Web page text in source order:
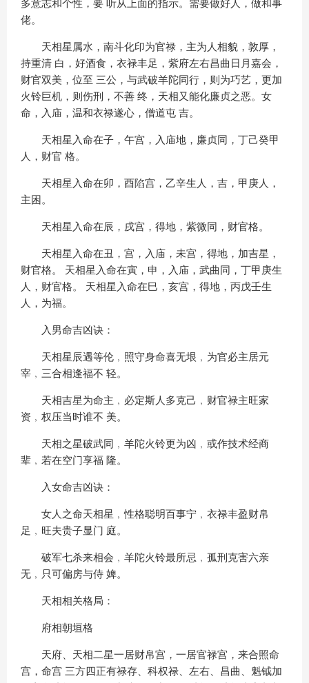
多意志和个性，要 听从上面的指示。需要做好人，做和事
佬。
天相星属水，南斗化印为官禄，主为人相貌，敦厚，
持重清 白，好酒食，衣禄丰足，紫府左右昌曲日月嘉会，
财官双美，位至 三公，与武破羊陀同行，则为巧艺，更加
火铃巨机，则伤刑，不善 终，天相又能化廉贞之恶。女
命，入庙，温和衣禄遂心，僧道屯 吉。
天相星入命在子，午宫，入庙地，廉贞同，丁己癸甲
人，财官 格。
天相星入命在卯，酉陷宫，乙辛生人，吉，甲庚人，
主困。
天相星入命在辰，戌宫，得地，紫微同，财官格。
天相星入命在丑，宫，入庙，未宫，得地，加吉星，
财官格。 天相星入命在寅，申，入庙，武曲同，丁甲庚生
人，财官格。 天相星入命在巳，亥宫，得地，丙戊壬生
人，为福。
入男命吉凶诀：
天相星辰遇等伦﹐照守身命喜无垠﹐为官必主居元
宰﹐三合相逢福不 轻。
天相吉星为命主﹐必定斯人多克己﹐财官禄主旺家
资﹐权压当时谁不 美。
天相之星破武同﹐羊陀火铃更为凶﹐或作技术经商
辈﹐若在空门享福 隆。
入女命吉凶诀：
女人之命天相星﹐性格聪明百事宁﹐衣禄丰盈财帛
足﹐旺夫贵子显门 庭。
破军七杀来相会﹐羊陀火铃最所忌﹐孤刑克害六亲
无﹐只可偏房与侍 婢。
天相相关格局：
府相朝垣格
天府、天相二星一居财帛宫，一居官禄宫，来合照命
宫，命宫 三方四正有禄存、科权禄、左右、昌曲、魁钺加